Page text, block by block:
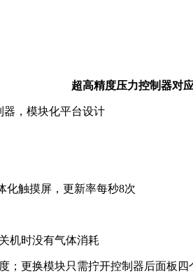
超高精度压力控制器对
器，模块化平台设计
化触摸屏，更新率每秒8次
机时没有气体消耗
更换模块只需拧开控制器后面板